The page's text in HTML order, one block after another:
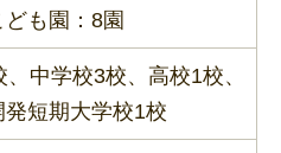
も園：8園
中学校3校、高校1校、
短期大学校1校